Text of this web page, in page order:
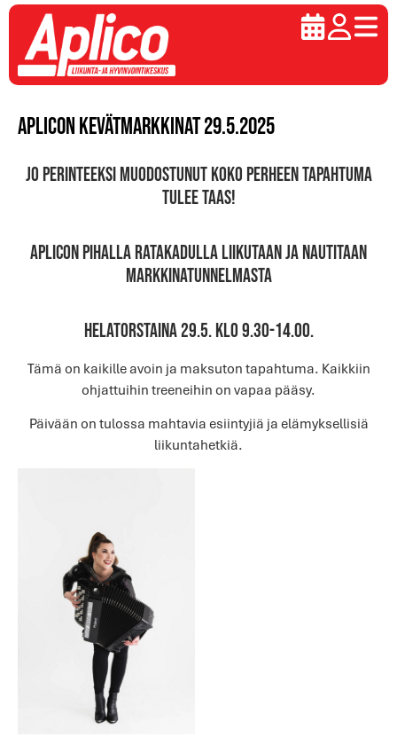
Aplicon kevätmarkkinat 29.5.2025
Jo perinteeksi muodostunut koko perheen tapahtuma
tulee taas!
Aplicon pihalla Ratakadulla liikutaan ja nautitaan
markkinatunnelmasta
helatorstaina 29.5. klo 9.30-14.00.
Tämä on kaikille avoin ja maksuton tapahtuma. Kaikkiin
ohjattuihin treeneihin on vapaa pääsy.
Päivään on tulossa mahtavia esiintyjiä ja elämyksellisiä
liikuntahetkiä.